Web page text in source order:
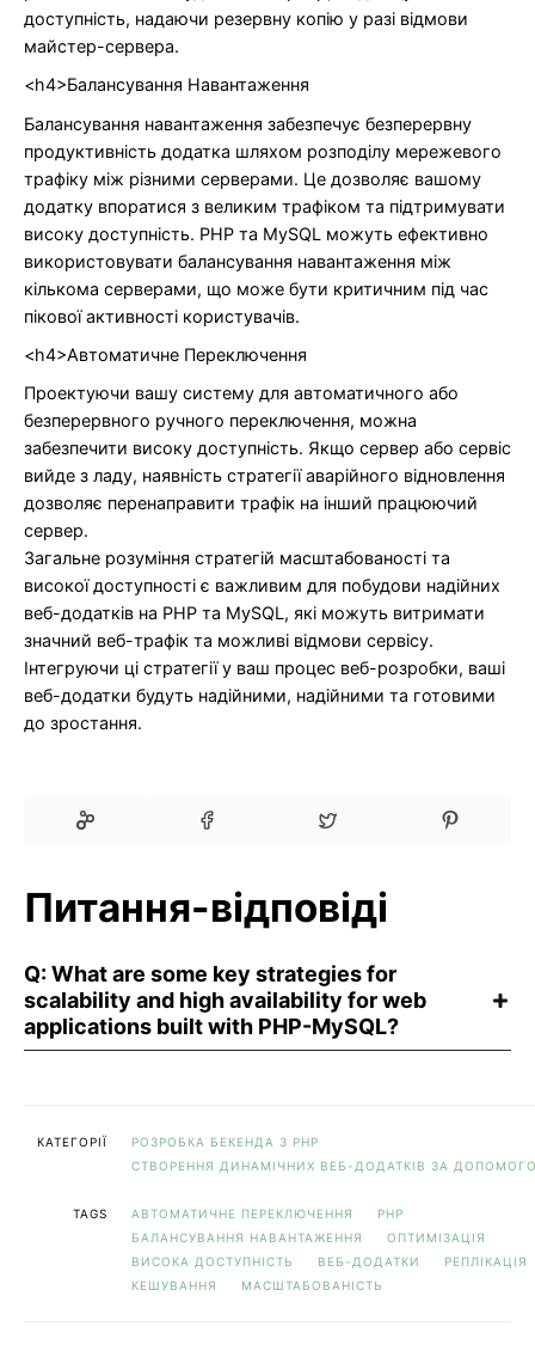
доступність, надаючи резервну копію у разі відмови
майстер-сервера.
<h4>Балансування Навантаження
Балансування навантаження забезпечує безперервну
продуктивність додатка шляхом розподілу мережевого
трафіку між різними серверами. Це дозволяє вашому
додатку впоратися з великим трафіком та підтримувати
високу доступність. PHP та MySQL можуть ефективно
використовувати балансування навантаження між
кількома серверами, що може бути критичним під час
пікової активності користувачів.
<h4>Автоматичне Переключення
Проектуючи вашу систему для автоматичного або
безперервного ручного переключення, можна
забезпечити високу доступність. Якщо сервер або сервіс
вийде з ладу, наявність стратегії аварійного відновлення
дозволяє перенаправити трафік на інший працюючий
сервер.
Загальне розуміння стратегій масштабованості та
високої доступності є важливим для побудови надійних
веб-додатків на PHP та MySQL, які можуть витримати
значний веб-трафік та можливі відмови сервісу.
Інтегруючи ці стратегії у ваш процес веб-розробки, ваші
веб-додатки будуть надійними, надійними та готовими
до зростання.
Питання-відповіді
Q: What are some key strategies for
scalability and high availability for web
applications built with PHP-MySQL?
КАТЕГОРІЇ
РОЗРОБКА БЕКЕНДА З PHP
СТВОРЕННЯ ДИНАМІЧНИХ ВЕБ-ДОДАТКІВ ЗА
TAGS АВТОМАТИЧНЕ ПЕРЕКЛЮЧЕННЯ
PHP
БАЛАНСУВАННЯ НАВАНТАЖЕННЯ
ОПТИМІЗАЦІЯ
ВИСОКА ДОСТУПНІСТЬ
ВЕБ-ДОДАТКИ
РЕПЛІКАЦІЯ
КЕШУВАННЯ
МАСШТАБОВАНІСТЬ